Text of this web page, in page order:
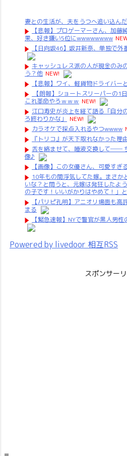
妻との生活が、夫をうつへ追い込ん
【悲報】プロゲーマーさん、加
果、好き嫌い5位にwwwwwwww
【日向坂46】坂井新奈、単独で
キャッシュレス派の人が現金のみ
う？他 NEW!
【悲報】ワイ、軽貨物ドライバー
【朗報】ショートスリーパーの
これ革命やろｗｗｗ NEW!
江口寿史が炎上を経て語る「自分
ろ終わりかな」
NEW!
カラオケで採点入れるやつwwww
『トリコ』が天下取れなかった理由
舌を絡ませて、唾液交換して──
像♪
【画像】この女優さん、可愛すぎ
10年もの間浮気してた嫁。まさか
いな？と問うと、元嫁は発狂したよ
の子です！いいがかりはやめて！」
【パリピ孔明】アニオリ場面も
まる
【緊急速報】NYで警官が黒人男
Powered by livedoor 相互RSS
スポンサー